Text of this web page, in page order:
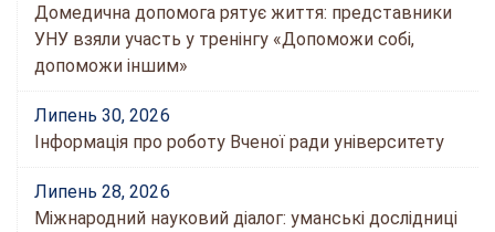
Домедична допомога рятує життя: представники
УНУ взяли участь у тренінгу «Допоможи собі,
допоможи іншим»
Липень 30, 2026
Інформація про роботу Вченої ради університету
Липень 28, 2026
Міжнародний науковий діалог: уманські дослідниці